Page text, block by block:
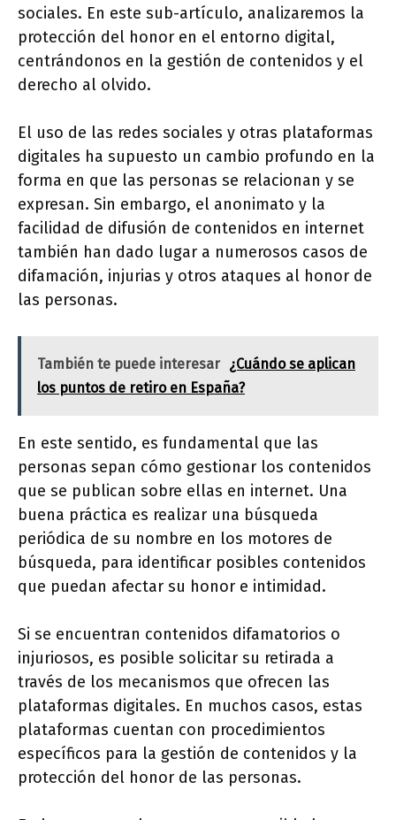
sociales. En este sub-artículo, analizaremos la
protección del honor en el entorno digital,
centrándonos en la gestión de contenidos y el
derecho al olvido.
El uso de las redes sociales y otras plataformas
digitales ha supuesto un cambio profundo en la
forma en que las personas se relacionan y se
expresan. Sin embargo, el anonimato y la
facilidad de difusión de contenidos en internet
también han dado lugar a numerosos casos de
difamación, injurias y otros ataques al honor de
las personas.
También te puede interesar ¿Cuándo se aplican
los puntos de retiro en España?
En este sentido, es fundamental que las
personas sepan cómo gestionar los contenidos
que se publican sobre ellas en internet. Una
buena práctica es realizar una búsqueda
periódica de su nombre en los motores de
búsqueda, para identificar posibles contenidos
que puedan afectar su honor e intimidad.
Si se encuentran contenidos difamatorios o
injuriosos, es posible solicitar su retirada a
través de los mecanismos que ofrecen las
plataformas digitales. En muchos casos, estas
plataformas cuentan con procedimientos
específicos para la gestión de contenidos y la
protección del honor de las personas.